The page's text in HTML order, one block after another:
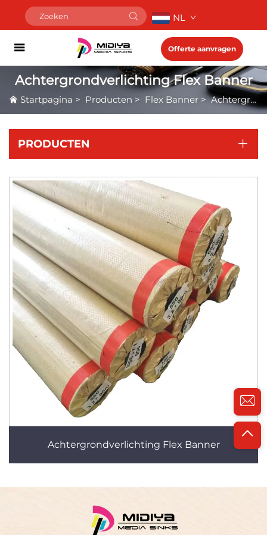
NL
Offerte aanvragen
Achtergrondverlichting Flex Banner
Startpagina > Producten > Flex Banner >Achtergrondverlichting Flex Banner
PRODUCTEN
Achtergrondverlichting Flex Banner